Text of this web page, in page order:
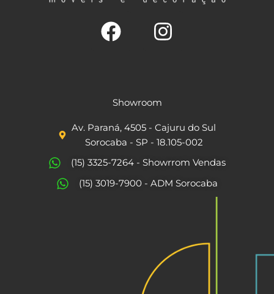
c
e
b
o
o
t
a
g
r
Showroom
Av. Paraná, 4505 - Cajuru do Sul
Sorocaba - SP - 18.105-002
(15) 3325-7264 - Showrrom Vendas
(15) 3019-7900 - ADM Sorocaba